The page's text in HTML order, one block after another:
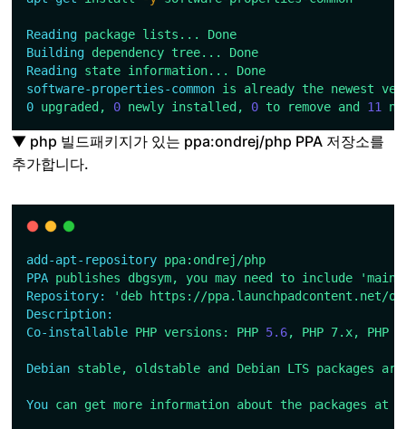
Reading package lists...
Done
Building dependency tree...
Done
Reading state information...
Done
software-properties-common is already the newest
0 upgraded, 0 newly installed, 0 to remove and 11
▼ php 빌드패키지가 있는 ppa:ondrej/php PPA 저장소를
추가합니다.
add-apt-repository ppa:ondrej/php
PPA publishes dbgsym, you may need to include
'main/
Repository:
'deb https://ppa.launchpadcontent.net/
Description:
Co-installable PHP versions: PHP 5.6, PHP 7.x, PHP
Debian stable, oldstable and Debian LTS packages are
You can get more information about the packages at